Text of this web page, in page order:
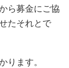
ら募金にご協
たそれとで
ります。